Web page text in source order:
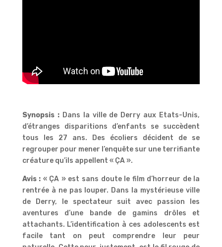
Synopsis : Dans la ville de Derry aux Etats-Unis,
d’étranges disparitions d’enfants se succèdent
tous les 27 ans. Des écoliers décident de se
regrouper pour mener l’enquête sur une terrifiante
créature qu’ils appellent « ÇA ».
Avis : « ÇA » est sans doute le film d’horreur de la
rentrée à ne pas louper. Dans la mystérieuse ville
de Derry, le spectateur suit avec passion les
aventures d’une bande de gamins drôles et
attachants. L’identification à ces adolescents est
facile tant on peut comprendre leur peur